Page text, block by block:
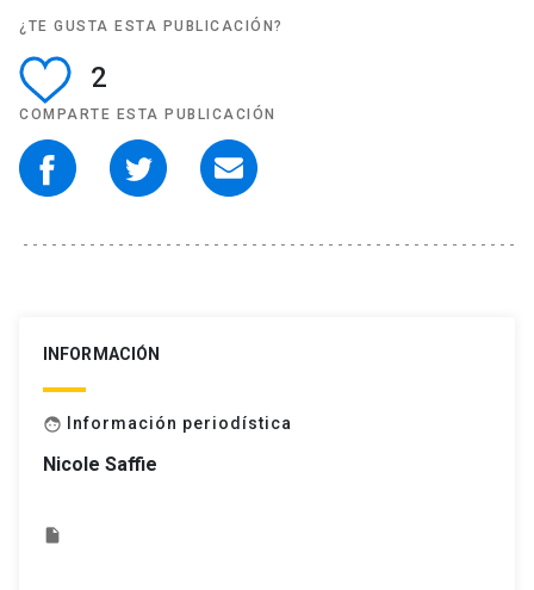
¿TE GUSTA ESTA PUBLICACIÓN?
2
COMPARTE ESTA PUBLICACIÓN
INFORMACIÓN
face Información periodística
Nicole Saffie
insert_drive_file